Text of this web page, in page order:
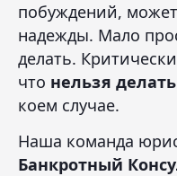
побуждений,
надежды. Мало
делать.
что нельзя
коем случае.
Наша команда
Банкротный